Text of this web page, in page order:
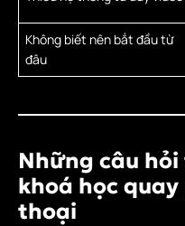
Không biết nên bắt đầu từ
đâu
Những câu
khoá học
thoại